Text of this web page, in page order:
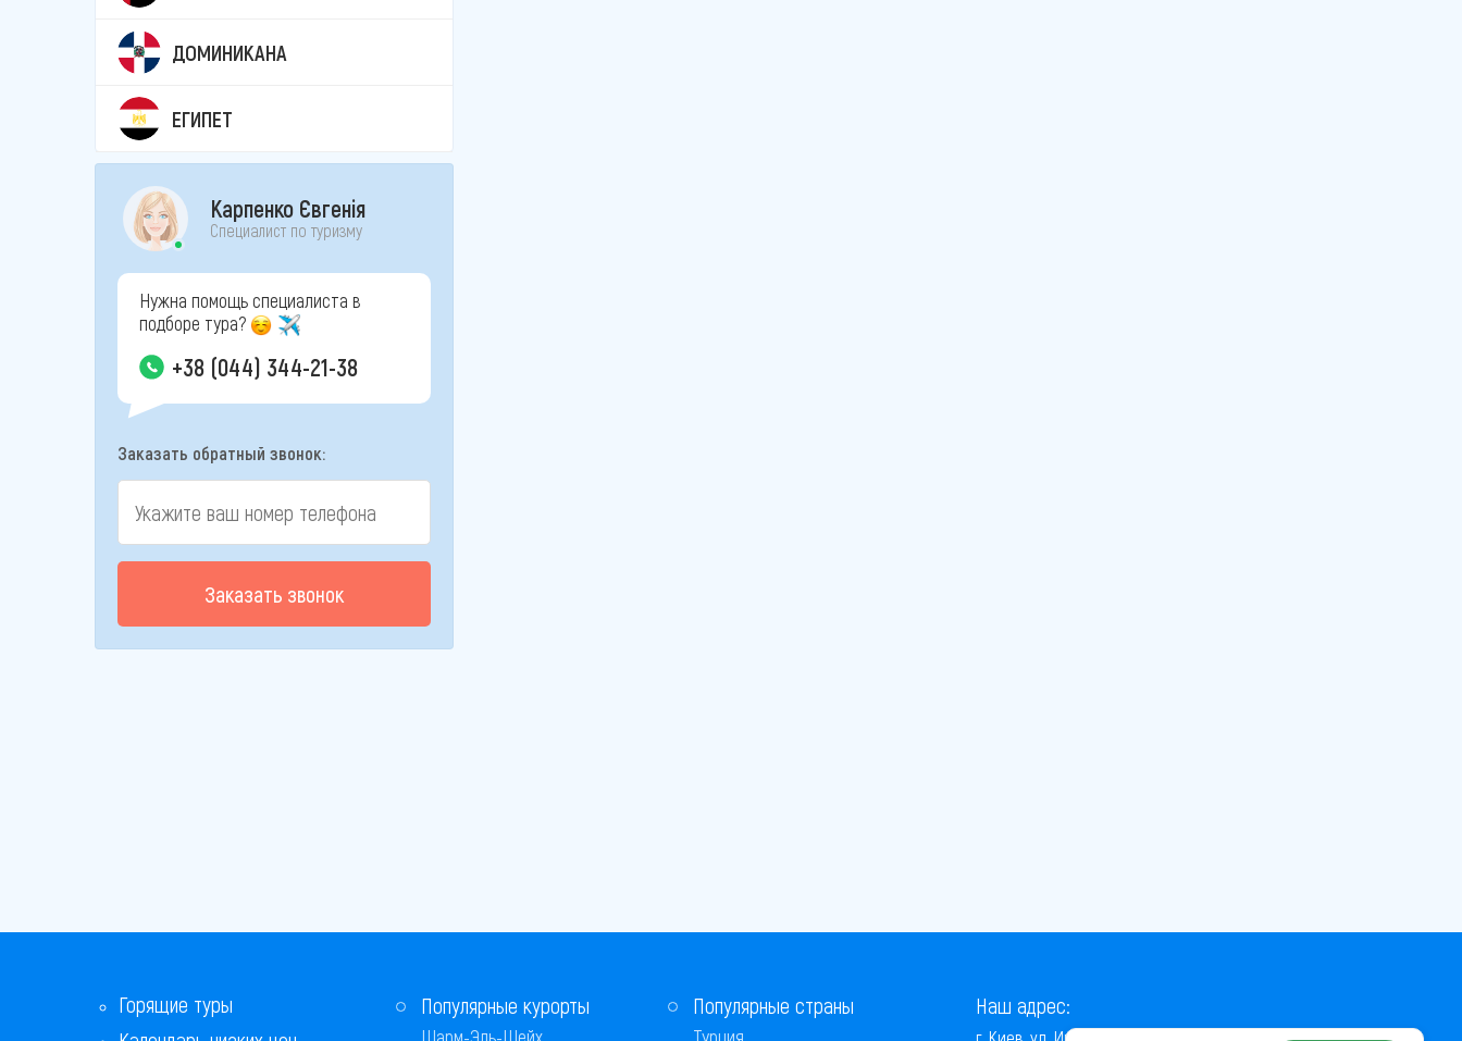
ДОМИНИКАНА
ЕГИПЕТ
Карпенко Євгенія
Специалист по туризму
Нужна помощь специалиста в
подборе тура?
+38 (044) 344-21-38
Заказать обратный звонок:
Заказать звонок
Горящие туры
Популярные курорты Популярные страны Наш адрес:
г. Киев, ул. Институтская, 22/7, оф. 41